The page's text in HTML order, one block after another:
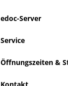
edoc-Server
Service
Öffnungszeiten &